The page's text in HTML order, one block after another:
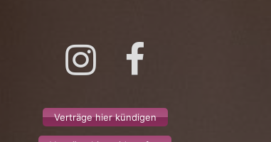
Instagram
Verträge hier kündigen